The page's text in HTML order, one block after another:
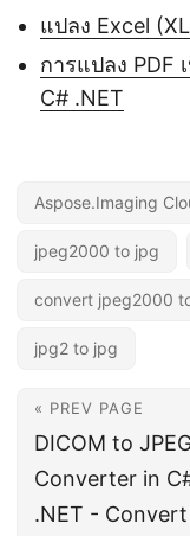
แปลง Excel
การแปลง PDF
C# .NET
Aspose.Imaging
jpeg2000 to jpg
convert jpeg2000
jpg2 to jpg
« PREV PAGE
DICOM to
Converter in
.NET - Convert